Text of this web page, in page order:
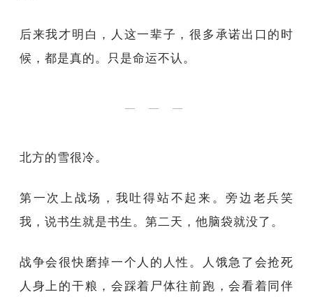
后来我才明白，人这一辈子，很多承诺出口的时
候，都是真的。只是命运不认。
— — —
北方的雪很冷。
第一次上战场，我吐得站不起来。旁边老兵笑
我，说书生就是书生。第二天，他脑袋就没了。
战争会很快磨掉一个人的人性。人饿急了会抢死
人身上的干粮，会踩着尸体往前跑，会看着同伴